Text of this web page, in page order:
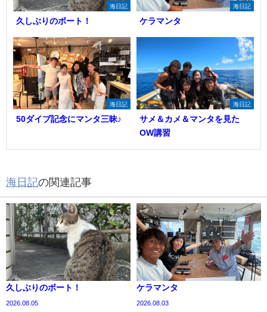
海日記
久しぶりのボート！
海日記
ケラマンタ
海日記
50ダイブ記念にマンタ三昧♪
海日記
サメ＆カメ＆マンタを見た
OW講習
海日記の関連記事
久しぶりのボート！
2026.08.05
ケラマンタ
2026.08.03